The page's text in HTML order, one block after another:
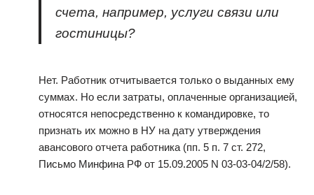
счета, например, услуги связи или
гостиницы?
Нет. Работник отчитывается только о выданных ему
суммах. Но если затраты, оплаченные организацией,
относятся непосредственно к командировке, то
признать их можно в НУ на дату утверждения
авансового отчета работника (пп. 5 п. 7 ст. 272,
Письмо Минфина РФ от 15.09.2005 N 03-03-04/2/58).